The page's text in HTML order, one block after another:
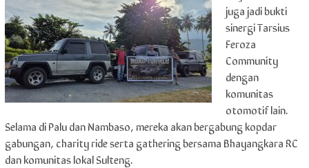
juga jadi bukti
sinergi Tarsius
Feroza
Community
dengan
komunitas
otomotif lain.
Selama di Palu dan Nambaso, mereka akan bergabung kopdar
gabungan, charity ride serta gathering bersama Bhayangkara RC
dan komunitas lokal Sulteng.